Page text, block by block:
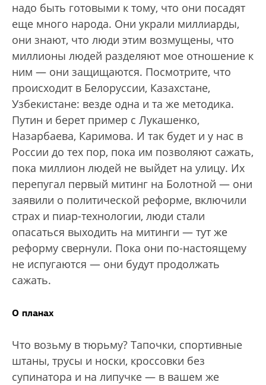
надо быть готовыми к тому, что они посадят
еще много народа. Они украли миллиарды,
они знают, что люди этим возмущены, что
миллионы людей разделяют мое отношение к
ним — они защищаются. Посмотрите, что
происходит в Белоруссии, Казахстане,
Узбекистане: везде одна и та же методика.
Путин и берет пример с Лукашенко,
Назарбаева, Каримова. И так будет и у нас в
России до тех пор, пока им позволяют сажать,
пока миллион людей не выйдет на улицу. Их
перепугал первый митинг на Болотной — они
заявили о политической реформе, включили
страх и пиар-технологии, люди стали
опасаться выходить на митинги — тут же
реформу свернули. Пока они по-настоящему
не испугаются — они будут продолжать
сажать.
О планах
Что возьму в тюрьму? Тапочки, спортивные
штаны, трусы и носки, кроссовки без
супинатора и на липучке — в вашем же